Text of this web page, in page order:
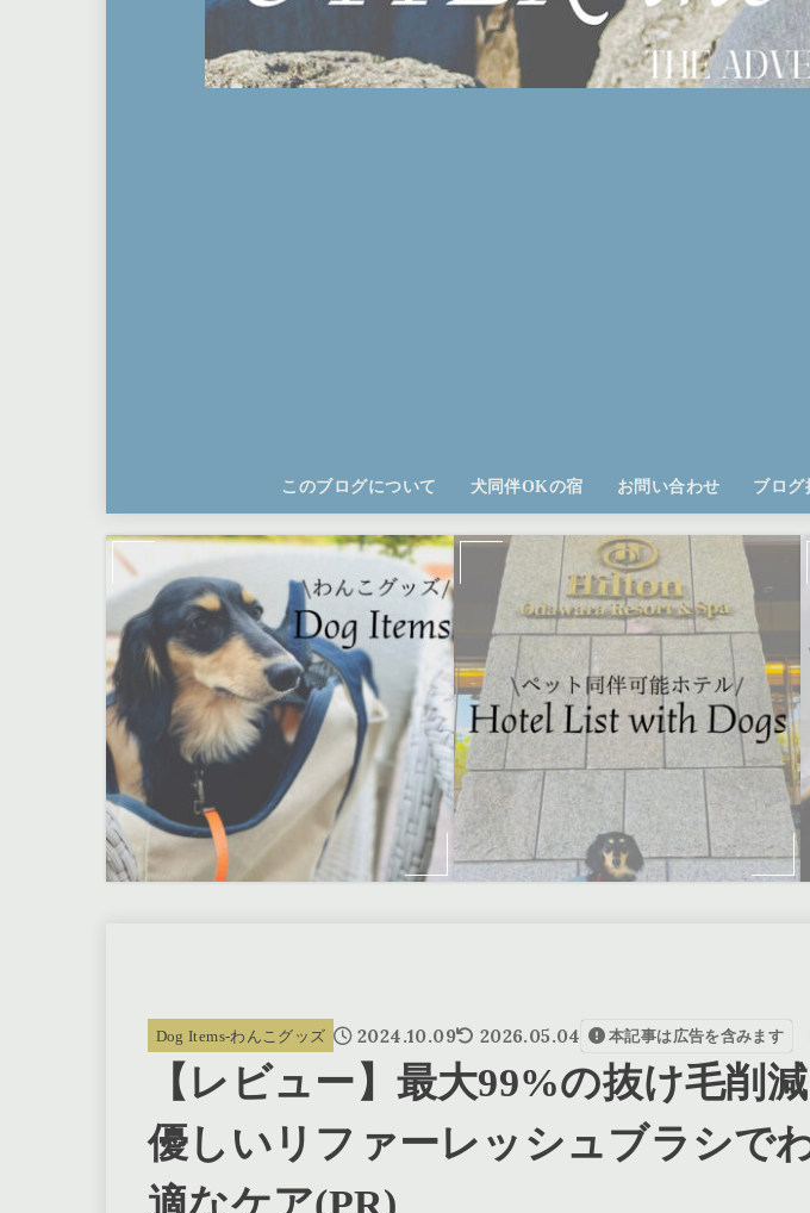
このブログについて 犬同伴OKの宿 お問い合わせ ブログ
Dog Items-わんこグッズ 2024.10.09 2026.05.04 本記事は広告を含みます
【レビュー】最大99%の抜け毛削
優しいリファーレッシュブラシで